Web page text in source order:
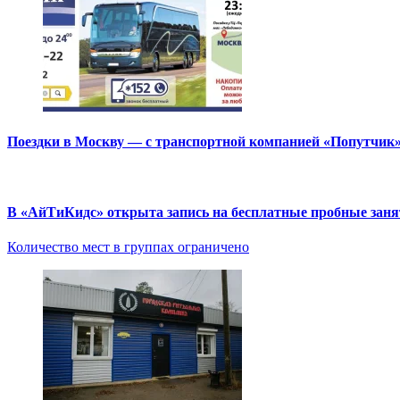
Поездки в Москву — с транспортной компанией «Попутчик»
В «АйТиКидс» открыта запись на бесплатные пробные
Количество мест в группах ограничено